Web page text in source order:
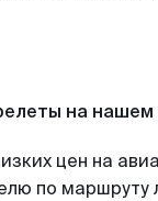
на нашем
цен на
по маршруту